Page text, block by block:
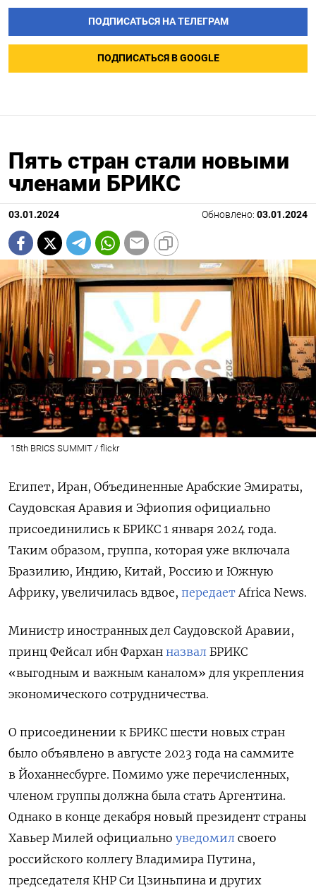
ПОДПИСАТЬСЯ НА ТЕЛЕГРАМ
ПОДПИСАТЬСЯ В GOOGLE
Пять стран стали новыми
членами БРИКС
03.01.2024 Обновлено: 03.01.2024
15th BRICS SUMMIT / flickr
Египет, Иран, Объединенные Арабские Эмираты,
Саудовская Аравия и Эфиопия официально
присоединились к БРИКС 1 января 2024 года.
Таким образом, группа, которая уже включала
Бразилию, Индию, Китай, Россию и Южную
Африку, увеличилась вдвое, передаетAfrica News.
Министр иностранных дел Саудовской Аравии,
принц Фейсал ибн Фархан назвал БРИКС
«выгодным и важным каналом» для укрепления
экономического сотрудничества.
О присоединении к БРИКС шести новых стран
было объявлено в августе 2023 года на саммите
в Йоханнесбурге. Помимо уже перечисленных,
членом группы должна была стать Аргентина.
Однако в конце декабря новый президент страны
Хавьер Милей официально уведомил своего
российского коллегу Владимира Путина,
председателя КНР Си Цзиньпина и других